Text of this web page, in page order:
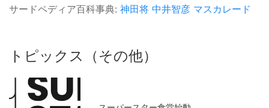
サードペディア百科事典: 神田将 中井智彦 マスカレード
トピックス（その他）